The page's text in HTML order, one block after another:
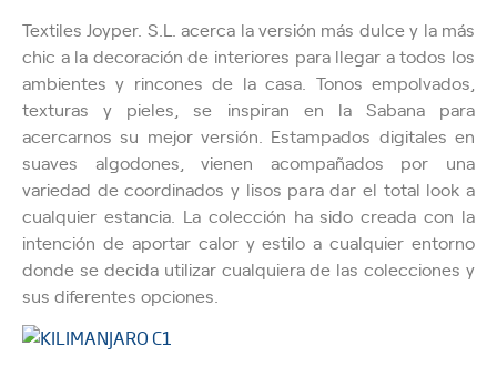
Textiles Joyper. S.L. acerca la versión más dulce y la más
chic a la decoración de interiores para llegar a todos los
ambientes y rincones de la casa. Tonos empolvados,
texturas y pieles, se inspiran en la Sabana para
acercarnos su mejor versión. Estampados digitales en
suaves algodones, vienen acompañados por una
variedad de coordinados y lisos para dar el total look a
cualquier estancia. La colección ha sido creada con la
intención de aportar calor y estilo a cualquier entorno
donde se decida utilizar cualquiera de las colecciones y
sus diferentes opciones.